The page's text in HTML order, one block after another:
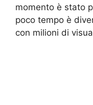
momento è stato
poco tempo è
con milioni di